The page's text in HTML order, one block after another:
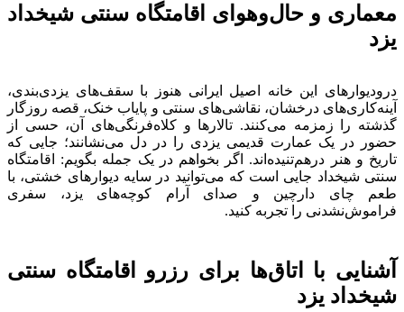
معماری و حال‌وهوای اقامتگاه سنتی شیخداد
یزد
درودیوارهای این خانه اصیل ایرانی هنوز با سقف‌های یزدی‌بندی،
آینه‌کاری‌های درخشان، نقاشی‌های سنتی و پایاب خنک، قصه روزگار
گذشته را زمزمه می‌کنند. تالارها و کلاه‌فرنگی‌های آن، حسی از
حضور در یک عمارت قدیمی یزدی را در دل می‌نشانند؛ جایی که
تاریخ و هنر درهم‌تنیده‌اند. اگر بخواهم در یک جمله بگویم: اقامتگاه
سنتی شیخداد جایی است که می‌توانید در سایه دیوارهای خشتی، با
طعم چای‌ دارچین و صدای آرام کوچه‌های یزد، سفری
فراموش‌نشدنی را تجربه کنید.
آشنایی با اتاق‌ها برای رزرو اقامتگاه سنتی
شیخداد یزد